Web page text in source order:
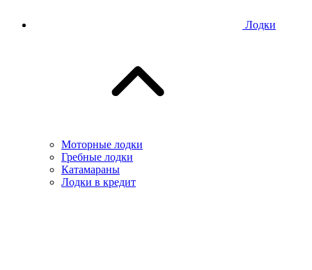
Лодки
Моторные лодки
Гребные лодки
Катамараны
Лодки в кредит